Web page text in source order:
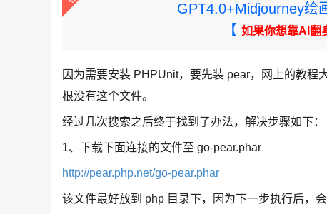
GPT4.0+Midjourney绘
【 如果你想靠AI翻
因为需要安装 PHPUnit，要先装 pear，网上的教程
根没有这个文件。
经过几次搜索之后终于找到了办法，解决步骤如下：
1、下载下面连接的文件至 go-pear.phar
http://pear.php.net/go-pear.phar
该文件最好放到 php 目录下，因为下一步执行后，